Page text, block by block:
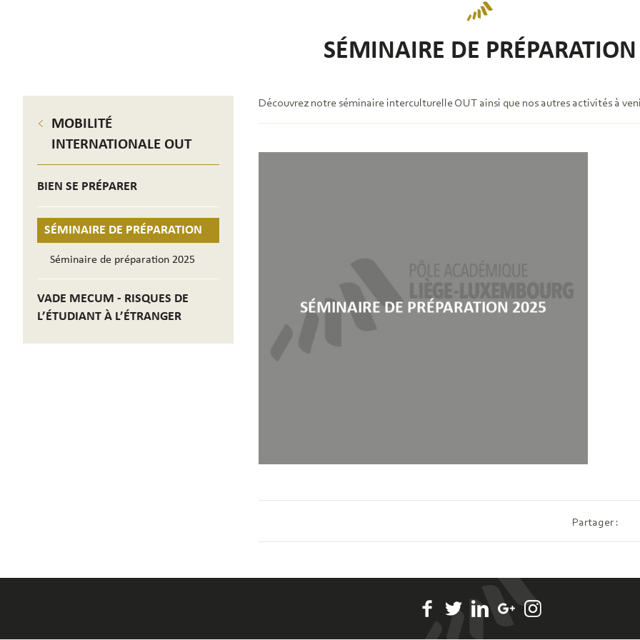
SÉMINAIRE DE PRÉPARATION
MOBILITÉ
INTERNATIONALE OUT
BIEN SE PRÉPARER
SÉMINAIRE DE PRÉPARATION
Séminaire de préparation 2025
VADE MECUM - RISQUES DE
L’ÉTUDIANT À L’ÉTRANGER
Découvrez notre séminaire interculturelle OUT ainsi que nos autres activités à
SÉMINAIRE DE PRÉPARATION 2025
Partager :